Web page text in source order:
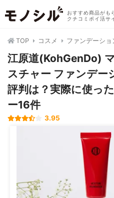
おすすめ商品がも
クチコミポイ活サ
TOP コスメ ファンデーショ
江原道(KohGenDo)
スチャー ファンデー
評判は？実際に使っ
ー16件
3.95